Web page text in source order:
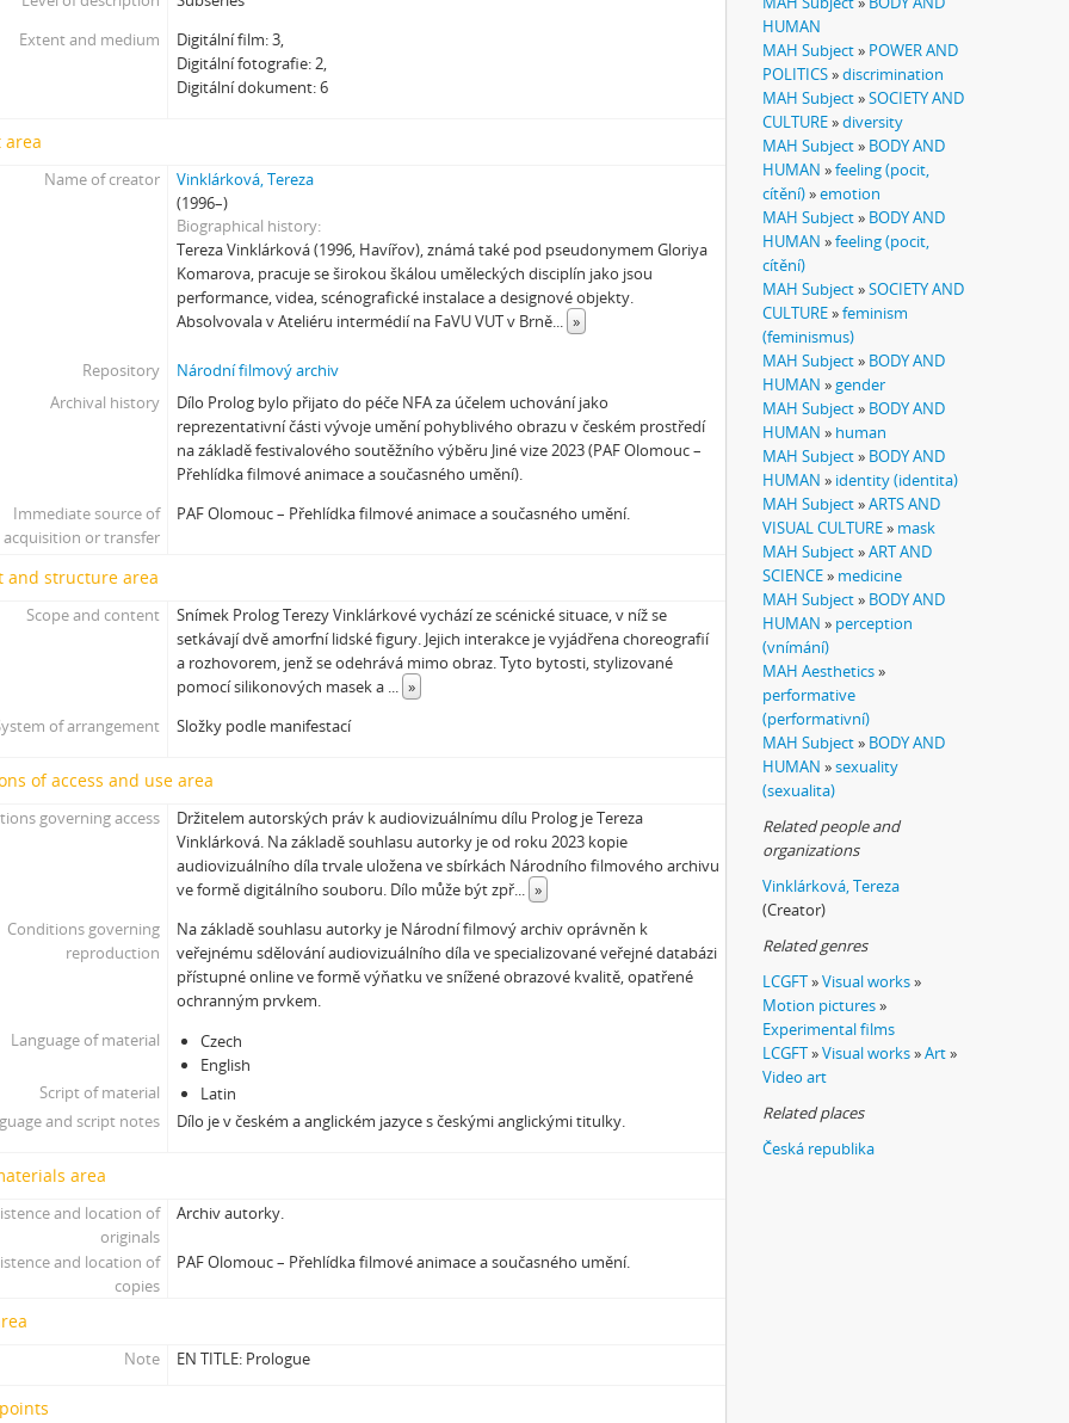
[Subseries] Už se držím
[Subseries] Lamecore_Meduza_VS_Mořskáokurka
[Subseries] And You Know What Comes Next...
[Subseries] SOFT DETECTIVE LOVE STORY
[Subseries] Soft, Soft, Soft, Hard as Fuck
Extent and medium
Digitální film: 3,
Digitální fotografie: 2,
Digitální dokument: 6
area
Name of creator
Vinklárková, Tereza
(1996–)
Biographical history
Tereza Vinklárková (1996, Havířov), známá také pod pseudonymem Gloriya
Komarova, pracuje se širokou škálou uměleckých disciplín jako jsou
performance, videa, scénografické instalace a designové objekty.
Absolvovala v Ateliéru intermédií na FaVU VUT v Brně... »
Repository
Národní filmový archiv
Archival history
Dílo Prolog bylo přijato do péče NFA za účelem uchování jako
reprezentativní části vývoje umění pohyblivého obrazu v českém prostředí
na základě festivalového soutěžního výběru Jiné vize 2023 (PAF Olomouc –
Přehlídka filmové animace a současného umění).
Immediate source of
acquisition or transfer
PAF Olomouc – Přehlídka filmové animace a současného umění.
and structure area
Scope and content
Snímek Prolog Terezy Vinklárkové vychází ze scénické situace, v níž se
setkávají dvě amorfní lidské figury. Jejich interakce je vyjádřena choreografií
a rozhovorem, jenž se odehrává mimo obraz. Tyto bytosti, stylizované
pomocí silikonových masek a ... »
of arrangement
Složky podle manifestací
of access and use area
governing access
Držitelem autorských práv k audiovizuálnímu dílu Prolog je Tereza
Vinklárková. Na základě souhlasu autorky je od roku 2023 kopie
audiovizuálního díla trvale uložena ve sbírkách Národního filmového archivu
ve formě digitálního souboru. Dílo může být zpř... »
Conditions governing
reproduction
Na základě souhlasu autorky je Národní filmový archiv oprávněn k
veřejnému sdělování audiovizuálního díla ve specializované veřejné databázi
přístupné online ve formě výňatku ve snížené obrazové kvalitě, opatřené
ochranným prvkem.
Language of material
Czech
English
Script of material
Latin
and script notes
Dílo je v českém a anglickém jazyce s českými anglickými titulky.
area
and location of
originals
Archiv autorky.
and location of
copies
PAF Olomouc – Přehlídka filmové animace a současného umění.
Note EN TITLE: Prologue
HUMAN
MAH Subject» POWER AND
POLITICS»discrimination
MAH Subject»SOCIETY AND
CULTURE»diversity
MAH Subject» BODY AND
HUMAN »feeling (pocit,
cítění)»emotion
MAH Subject» BODY AND
HUMAN »feeling (pocit,
cítění)
MAH Subject»SOCIETY AND
CULTURE»feminism
(feminismus)
MAH Subject» BODY AND
HUMAN »gender
MAH Subject» BODY AND
HUMAN » human
MAH Subject» BODY AND
HUMAN » identity (identita)
MAH Subject»ARTS AND
VISUAL CULTURE» mask
MAH Subject»ART AND
SCIENCE» medicine
MAH Subject» BODY AND
HUMAN » perception
(vnímání)
MAH Aesthetics»
performative
(performativní)
MAH Subject» BODY AND
HUMAN »sexuality
(sexualita)
Related people and
organizations
Vinklárková, Tereza
(Creator)
Related genres
LCGFT»Visual works»
Motion pictures»
Experimental films
LCGFT»Visual works»Art»
Video art
Related places
Česká republika